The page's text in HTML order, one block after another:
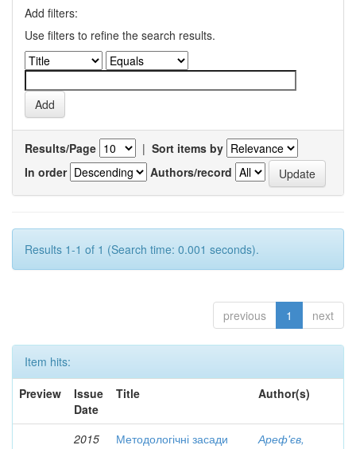
Add filters:
Use filters to refine the search results.
Results/Page | Sort items by
In order
Authors/record
Results 1-1 of 1 (Search time: 0.001 seconds).
previous 1 next
Item hits:
Preview
Issue
Date
Title Author(s)
2015
Методологічні засади
Ареф'єв,